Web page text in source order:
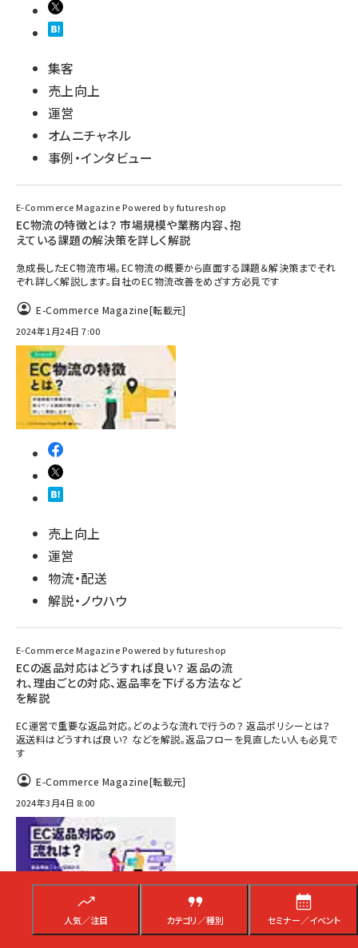
人気／注目 カテゴリ／種別 セミナー／イベント
集客
売上向上
運営
オムニチャネル
事例・インタビュー
E-Commerce Magazine Powered by futureshop
EC物流の特徴とは？ 市場規模や業務内容、抱
えている課題の解決策を詳しく解説
急成長したEC物流市場。EC物流の概要から直面する課題＆解決策までそれ
ぞれ詳しく解説します。自社のEC物流改善をめざす方必見です
E-Commerce Magazine[転載元]
2024年1月24日 7:00
売上向上
運営
物流・配送
解説・ノウハウ
E-Commerce Magazine Powered by futureshop
ECの返品対応はどうすれば良い？ 返品の流
れ、理由ごとの対応、返品率を下げる方法など
を解説
EC運営で重要な返品対応。どのような流れで行うの？ 返品ポリシーとは？
返送料はどうすれば良い？ などを解説。返品フローを見直したい人も必見で
す
E-Commerce Magazine[転載元]
2024年3月4日 8:00